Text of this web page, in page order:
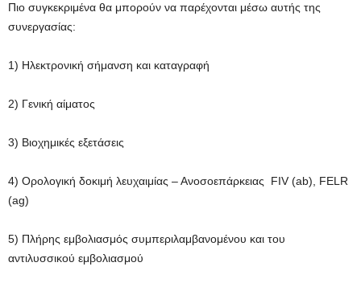
Πιο συγκεκριμένα θα μπορούν να παρέχονται μέσω αυτής της
συνεργασίας:
1) Ηλεκτρονική σήμανση και καταγραφή
2) Γενική αίματος
3) Βιοχημικές εξετάσεις
4) Ορολογική δοκιμή λευχαιμίας – Ανοσοεπάρκειας FIV (ab), FELR
(ag)
5) Πλήρης εμβολιασμός συμπεριλαμβανομένου και του
αντιλυσσικού εμβολιασμού